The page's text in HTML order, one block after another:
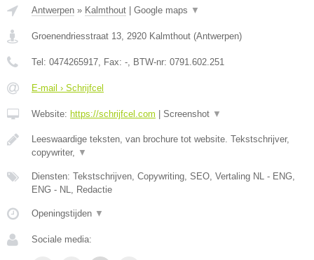
Antwerpen » Kalmthout Google maps ▼
Groenendriesstraat 13, 2920 Kalmthout (Antwerpen)
Tel: 0474265917, Fax: -, BTW-nr: 0791.602.251
E-mail › Schrijfcel
Website: https://schrijfcel.com Screenshot ▼
Leeswaardige teksten, van brochure tot website. Tekstschrijver,
copywriter, ▼
Diensten: Tekstschrijven, Copywriting, SEO, Vertaling NL - ENG,
ENG - NL, Redactie
Openingstijden ▼
Sociale media: